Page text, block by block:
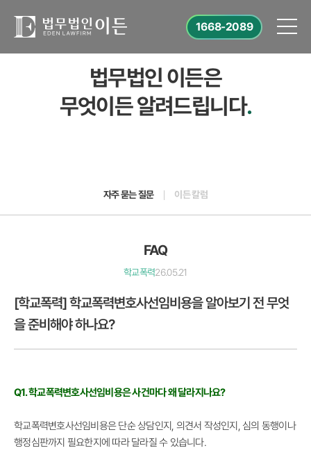
1668-2089
법무법인 이든은
무엇이든 알려드립니다.
자주 묻는 질문 이든 칼럼
FAQ
학교폭력26.05.21
[학교폭력] 학교폭력변호사선임비용을 알아보기 전 무엇
을 준비해야 하나요?
Q1. 학교폭력변호사선임비용은 사건마다 왜 달라지나요?
학교폭력변호사선임비용은 단순 상담인지, 의견서 작성인지, 심의 동행이나
행정심판까지 필요한지에 따라 달라질 수 있습니다.